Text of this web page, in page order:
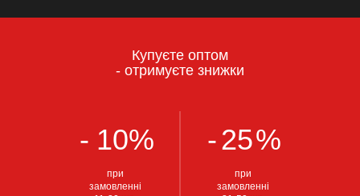
- %
10 - %
25
Купуєте оптом
- отримуєте знижки
при
замовленні
при
замовленні